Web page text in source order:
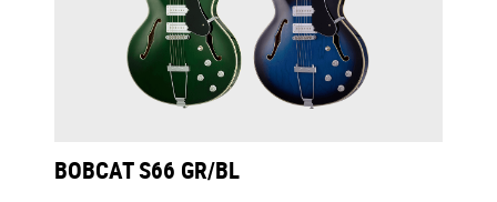
BOBCAT S66 GR/BL